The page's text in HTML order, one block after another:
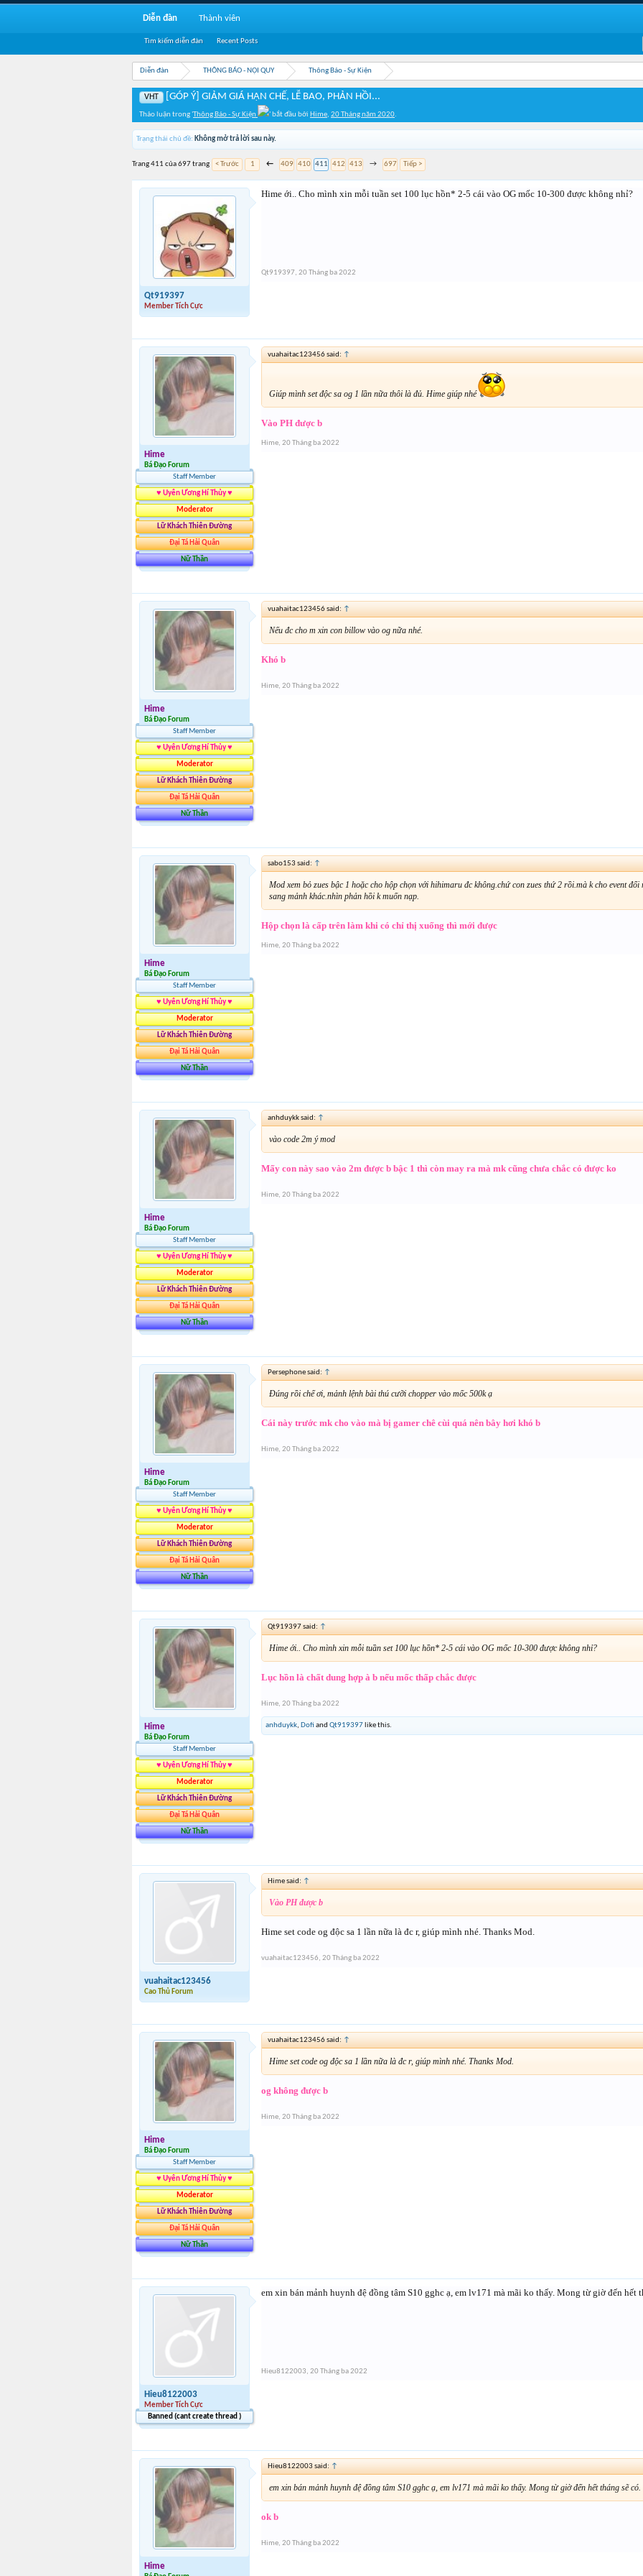
Diễn đàn THÔNG BÁO - NỘI QUY Thông Báo - Sự Kiện
VHT [GÓP Ý] GIẢM GIÁ HẠN CHẾ, LỄ BAO, PHẢN HỒI...
Thảo luận trong 'Thông Báo - Sự Kiện ' bắt đầu bởi Hime, 20 Tháng năm 2020.
Trạng thái chủ đề: Không mở trả lời sau này.
Trang 411 của 697 trang < Trước 1 ← 409 410 411 412 413 → 697 Tiếp >
Qt919397
Member Tích Cực
Hime ới.. Cho mình xin mỗi tuần set 100 lục hồn* 2-5 cái vào OG mốc 10-300 được không nhỉ?
Qt919397, 20 Tháng ba 2022
Hime
Bá Đạo Forum
Staff Member
♥ Uyên Ương Hí Thủy ♥
Moderator
Lữ Khách Thiên Đường
Đại Tá Hải Quân
Nữ Thần
vuahaitac123456 said: ↑
Giúp mình set độc sa og 1 lần nữa thôi là đủ. Hime giúp nhé
Vào PH được b
Hime, 20 Tháng ba 2022
Hime
Bá Đạo Forum
Staff Member
♥ Uyên Ương Hí Thủy ♥
Moderator
Lữ Khách Thiên Đường
Đại Tá Hải Quân
Nữ Thần
vuahaitac123456 said: ↑
Nếu đc cho m xin con billow vào og nữa nhé.
Khó b
Hime, 20 Tháng ba 2022
Hime
Bá Đạo Forum
Staff Member
♥ Uyên Ương Hí Thủy ♥
Moderator
Lữ Khách Thiên Đường
Đại Tá Hải Quân
Nữ Thần
sabo153 said: ↑
Mod xem bỏ zues bậc 1 hoặc cho hộp chọn với hihimaru đc không.chứ con zues thứ 2 rồi.mà k cho event đổi
sang mảnh khác.nhìn phản hồi k muốn nạp.
Hộp chọn là cấp trên làm khi có chỉ thị xuống thì mới được
Hime, 20 Tháng ba 2022
Hime
Bá Đạo Forum
Staff Member
♥ Uyên Ương Hí Thủy ♥
Moderator
Lữ Khách Thiên Đường
Đại Tá Hải Quân
Nữ Thần
anhduykk said: ↑
vào code 2m ý mod
Mấy con này sao vào 2m được b bậc 1 thì còn may ra mà mk cũng chưa chắc có được ko
Hime, 20 Tháng ba 2022
Hime
Bá Đạo Forum
Staff Member
♥ Uyên Ương Hí Thủy ♥
Moderator
Lữ Khách Thiên Đường
Đại Tá Hải Quân
Nữ Thần
Persephone said: ↑
Đúng rồi chế ơi, mảnh lệnh bài thú cưỡi chopper vào mốc 500k ạ
Cái này trước mk cho vào mà bị gamer chê cùi quá nên bây hơi khó b
Hime, 20 Tháng ba 2022
Hime
Bá Đạo Forum
Staff Member
♥ Uyên Ương Hí Thủy ♥
Moderator
Lữ Khách Thiên Đường
Đại Tá Hải Quân
Nữ Thần
Qt919397 said: ↑
Hime ới.. Cho mình xin mỗi tuần set 100 lục hồn* 2-5 cái vào OG mốc 10-300 được không nhỉ?
Lục hồn là chất dung hợp à b nếu mốc thấp chắc được
Hime, 20 Tháng ba 2022
anhduykk, Dofi and Qt919397 like this.
vuahaitac123456
Cao Thủ Forum
Hime said: ↑
Vào PH được b
Hime set code og độc sa 1 lần nữa là đc r, giúp mình nhé. Thanks Mod.
vuahaitac123456, 20 Tháng ba 2022
Hime
Bá Đạo Forum
Staff Member
♥ Uyên Ương Hí Thủy ♥
Moderator
Lữ Khách Thiên Đường
Đại Tá Hải Quân
Nữ Thần
vuahaitac123456 said: ↑
Hime set code og độc sa 1 lần nữa là đc r, giúp mình nhé. Thanks Mod.
og không được b
Hime, 20 Tháng ba 2022
Hieu8122003
Member Tích Cực
Banned (cant create thread )
em xin bán mảnh huynh đệ đồng tâm S10 gghc ạ, em lv171 mà mãi ko thấy. Mong từ giờ đến hết
Hieu8122003, 20 Tháng ba 2022
Hime
Hieu8122003 said: ↑
em xin bán mảnh huynh đệ đồng tâm S10 gghc ạ, em lv171 mà mãi ko thấy. Mong từ giờ đến hết tháng sẽ có.
ok b
Hime, 20 Tháng ba 2022
Diễn đàn
Tìm kiếm diễn đàn Recent Posts
Thành viên